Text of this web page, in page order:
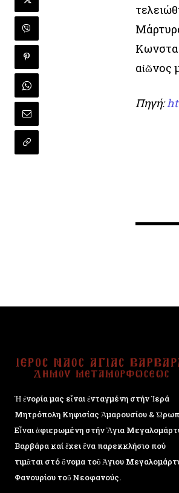
αἰῶνος
Πηγή:
Ἡ ἐνορία μας εἶναι ἐνταγμένη στήν Ἱερά
Μητρόπολη Κηφισίας Ἁμαρουσίου &
Εἶναι ἀφιερωμένη στήν Ἅγια
Βαρβάρα καί ἔχει ἕνα παρεκκλήσιο πού
τιμᾶται στό ὄνομα τοῦ Ἁγιου
Φανουρίου τοῦ Νεοφανούς.